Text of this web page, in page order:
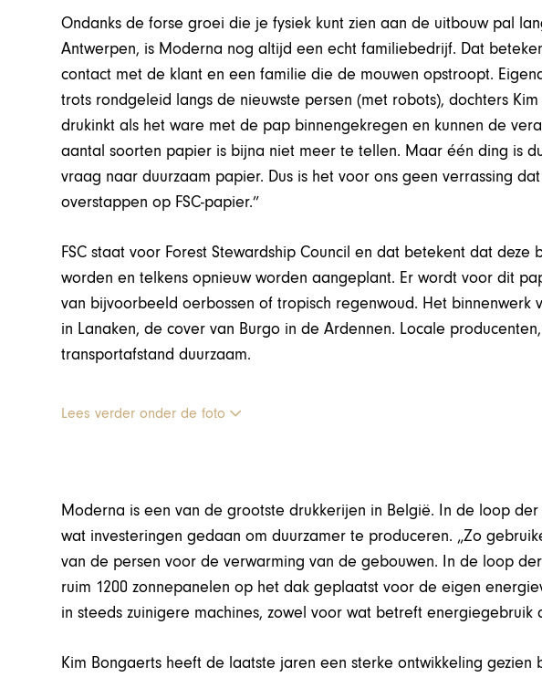
Ondanks de forse groei die je fysiek kunt zien aan de uitbouw pal
Antwerpen, is Moderna nog altijd een echt familiebedrijf. Dat
contact met de klant en een familie die de mouwen opstroopt.
trots rondgeleid langs de nieuwste persen (met robots), dochters
drukinkt als het ware met de pap binnengekregen en kunnen de
aantal soorten papier is bijna niet meer te tellen. Maar één ding is
vraag naar duurzaam papier. Dus is het voor ons geen verrassing
overstappen op FSC-papier.”
FSC staat voor Forest Stewardship Council en dat betekent dat deze
worden en telkens opnieuw worden aangeplant. Er wordt voor dit
van bijvoorbeeld oerbossen of tropisch regenwoud. Het binnenwerk
in Lanaken, de cover van Burgo in de Ardennen. Locale
transportafstand duurzaam.
Lees verder onder de foto
Moderna is een van de grootste drukkerijen in België. In de loop
wat investeringen gedaan om duurzamer te produceren. „Zo
van de persen voor de verwarming van de gebouwen. In de loop
ruim 1200 zonnepanelen op het dak geplaatst voor de eigen
in steeds zuinigere machines, zowel voor wat betreft energiegebruik
Kim Bongaerts heeft de laatste jaren een sterke ontwikkeling gezien